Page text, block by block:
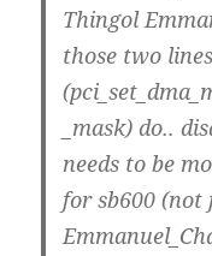
Thingol
those two lines
_mask) do..
needs to be
for sb600